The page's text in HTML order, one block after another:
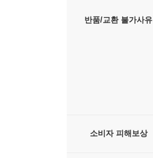
반품/교환 불가사유
소비자 피해보상